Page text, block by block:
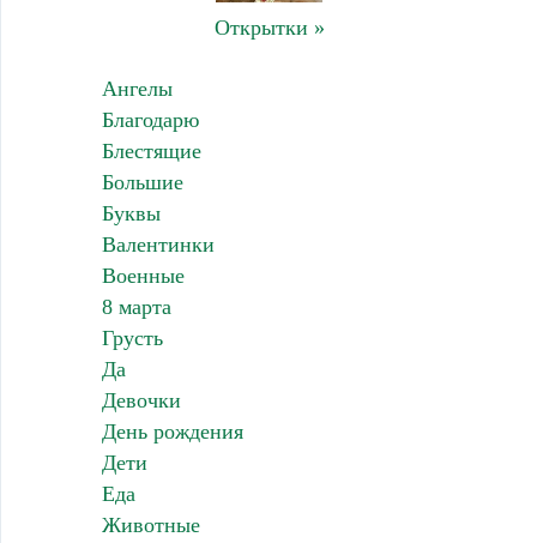
Открытки »
Ангелы
Благодарю
Блестящие
Большие
Буквы
Валентинки
Военные
8 марта
Грусть
Да
Девочки
День рождения
Дети
Еда
Животные